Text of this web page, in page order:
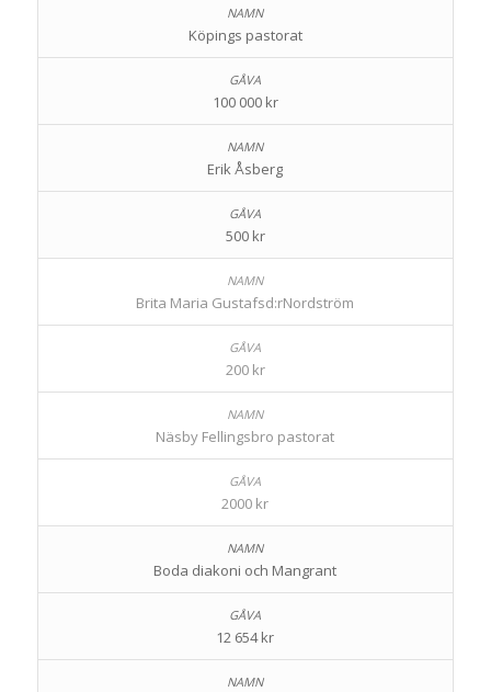
Köpings pastorat
100 000 kr
Erik Åsberg
500 kr
Brita Maria Gustafsd:rNordström
200 kr
Näsby Fellingsbro pastorat
2000 kr
Boda diakoni och Mangrant
12 654 kr